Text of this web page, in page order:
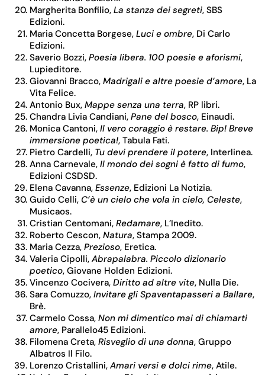
Margherita Bonfilio, La stanza dei segreti, SBS
Edizioni.
Maria Concetta Borgese, Luci e ombre, Di Carlo
Edizioni.
Saverio Bozzi, Poesia libera. 100 poesie e aforismi,
Lupieditore.
Giovanni Bracco, Madrigali e altre poesie d’amore, La
Vita Felice.
Antonio Bux, Mappe senza una terra, RP libri.
Chandra Livia Candiani, Pane del bosco, Einaudi.
Monica Cantoni, Il vero coraggio è restare. Bip! Breve
immersione poetica!, Tabula Fati.
Pietro Cardelli, Tu devi prendere il potere, Interlinea.
Anna Carnevale, Il mondo dei sogni è fatto di fumo,
Edizioni CSDSD.
Elena Cavanna, Essenze, Edizioni La Notizia.
Guido Celli, C’è un cielo che vola in cielo, Celeste,
Musicaos.
Cristian Centomani, Redamare, L’Inedito.
Roberto Cescon, Natura, Stampa 2009.
Maria Cezza, Prezioso, Eretica.
Valeria Cipolli, Abrapalabra. Piccolo dizionario
poetico, Giovane Holden Edizioni.
Vincenzo Cocivera, Diritto ad altre vite, Nulla Die.
Sara Comuzzo, Invitare gli Spaventapasseri a Ballare,
Brè.
Carmelo Cossa, Non mi dimentico mai di chiamarti
amore, Parallelo45 Edizioni.
Filomena Creta, Risveglio di una donna, Gruppo
Albatros Il Filo.
Lorenzo Cristallini, Amari versi e dolci rime, Atile.